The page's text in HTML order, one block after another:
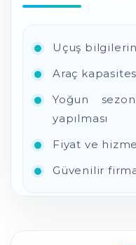
Uçuş
Araç
Yoğun
yapılması
Fiyat ve
Güvenilir